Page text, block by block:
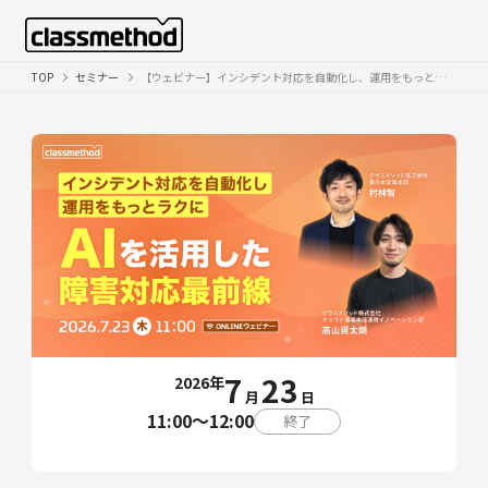
TOP セミナー 【ウェビナー】インシデント対応を自動化し、運用をもっとラクに ｜AIを活用した障害対応最前線
2026年7 月 23 日
11:00〜12:00 終了